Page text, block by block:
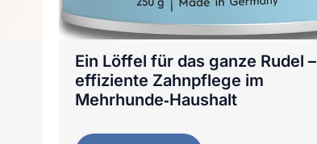
Ein Löffel für das ganze Rudel –
effiziente Zahnpflege im
Mehrhunde‑Haushalt